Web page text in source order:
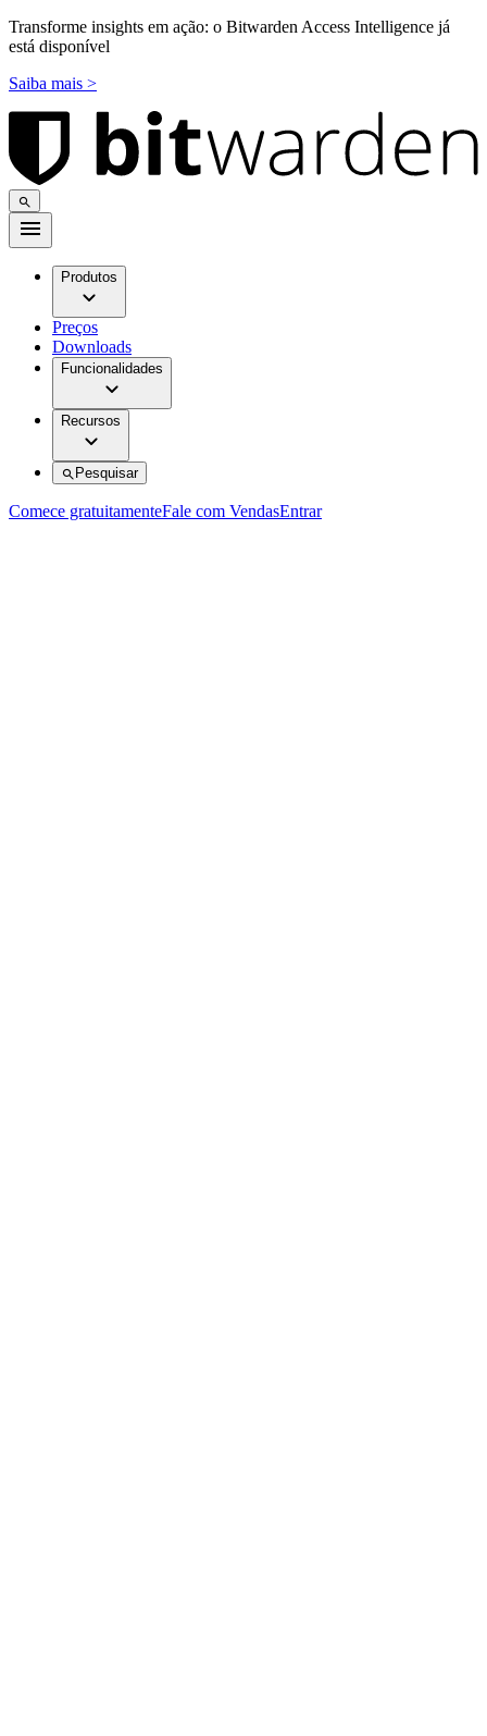
Transforme insights em ação: o Bitwarden Access Intelligence já
está disponível
Saiba mais >
Produtos
Preços
Downloads
Funcionalidades
Recursos
Pesquisar
Comece gratuitamenteFale com VendasEntrar